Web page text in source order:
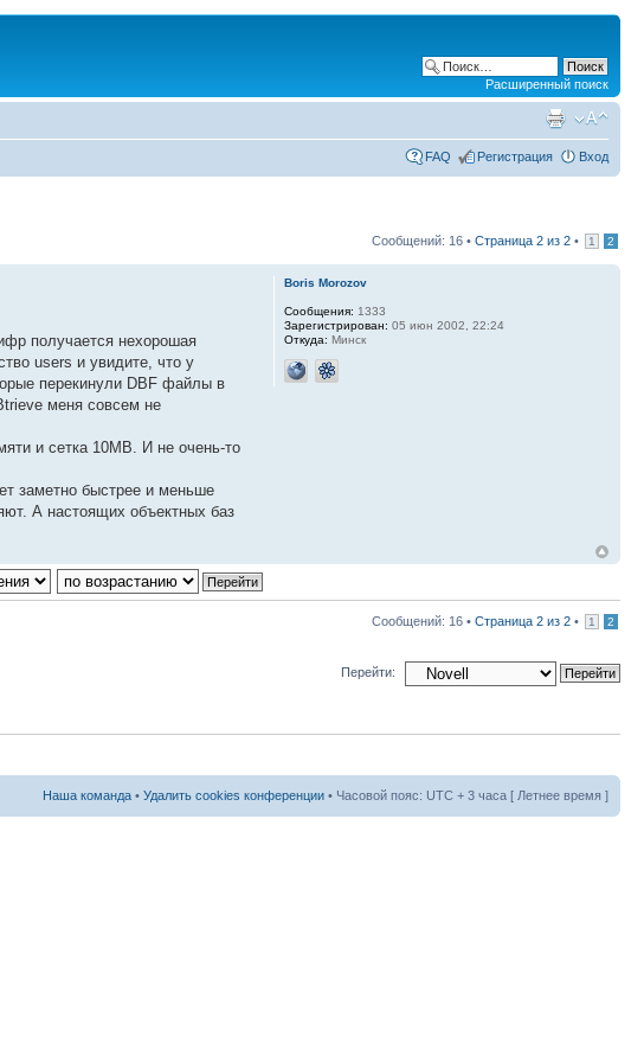
Расширенный поиск
FAQ Регистрация Вход
Сообщений: 16 • Страница 2 из 2 • 1 2
получается нехорошая
users и увидите, что у
перекинули DBF файлы в
меня совсем не
и сетка 10MB. И не очень-то
заметно быстрее и меньше
А настоящих объектных баз
Boris Morozov
Сообщения: 1333
Зарегистрирован: 05 июн 2002, 22:24
Откуда: Минск
Сообщений: 16 • Страница 2 из 2 • 1 2
Перейти:
Наша команда • Удалить cookies конференции • Часовой пояс: UTC + 3 часа [ Летнее время ]